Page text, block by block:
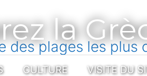
la
CULTURE VISITE DU
des plages les plus